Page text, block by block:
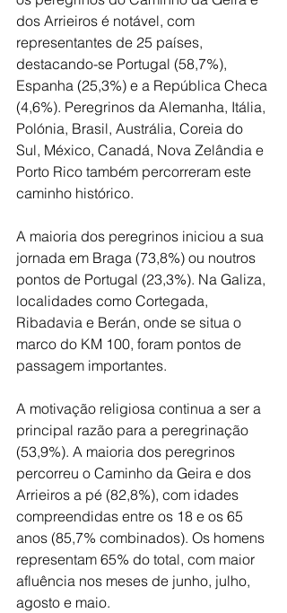
dos Arrieiros é notável, com
representantes de 25 países,
destacando-se Portugal (58,7%),
Espanha (25,3%) e a República Checa
(4,6%). Peregrinos da Alemanha, Itália,
Polónia, Brasil, Austrália, Coreia do
Sul, México, Canadá, Nova Zelândia e
Porto Rico também percorreram este
caminho histórico.
A maioria dos peregrinos iniciou a sua
jornada em Braga (73,8%) ou noutros
pontos de Portugal (23,3%). Na Galiza,
localidades como Cortegada,
Ribadavia e Berán, onde se situa o
marco do KM 100, foram pontos de
passagem importantes.
A motivação religiosa continua a ser a
principal razão para a peregrinação
(53,9%). A maioria dos peregrinos
percorreu o Caminho da Geira e dos
Arrieiros a pé (82,8%), com idades
compreendidas entre os 18 e os 65
anos (85,7% combinados). Os homens
representam 65% do total, com maior
afluência nos meses de junho, julho,
agosto e maio.